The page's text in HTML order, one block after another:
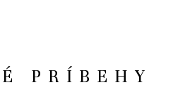
PRÍBEHY